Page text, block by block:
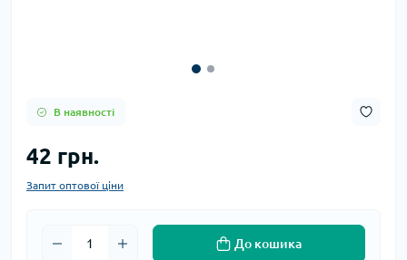
В наявності
42 грн.
Запит оптової ціни
До кошика